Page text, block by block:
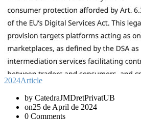
2024Article
by CatedraJMDretPrivatUB
on25 de April de 2024
0 Comments